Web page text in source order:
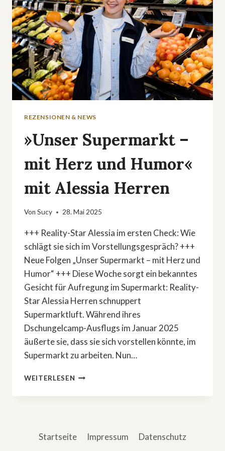
REZENSIONEN & NEWS
»Unser Supermarkt –
mit Herz und Humor«
mit Alessia Herren
Von Sucy 28. Mai 2025
+++ Reality-Star Alessia im ersten Check: Wie
schlägt sie sich im Vorstellungsgespräch? +++
Neue Folgen „Unser Supermarkt – mit Herz und
Humor“ +++ Diese Woche sorgt ein bekanntes
Gesicht für Aufregung im Supermarkt: Reality-
Star Alessia Herren schnuppert
Supermarktluft. Während ihres
Dschungelcamp-Ausflugs im Januar 2025
äußerte sie, dass sie sich vorstellen könnte, im
Supermarkt zu arbeiten. Nun…
WEITERLESEN »UNSER
–
HUMOR«
Startseite Impressum
Datenschutz